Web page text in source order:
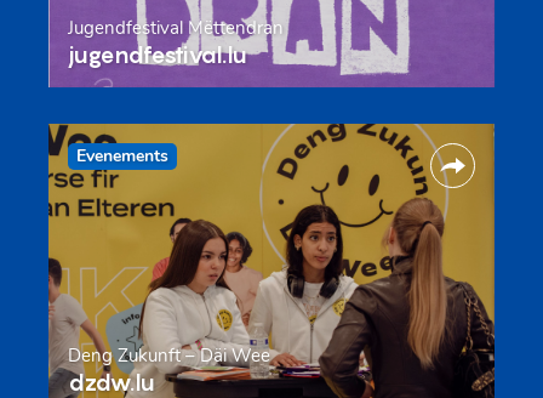
Jugendfestival Mëttendran
jugendfestival.lu
Evenements
Deng Zukunft – Däi Wee
dzdw.lu